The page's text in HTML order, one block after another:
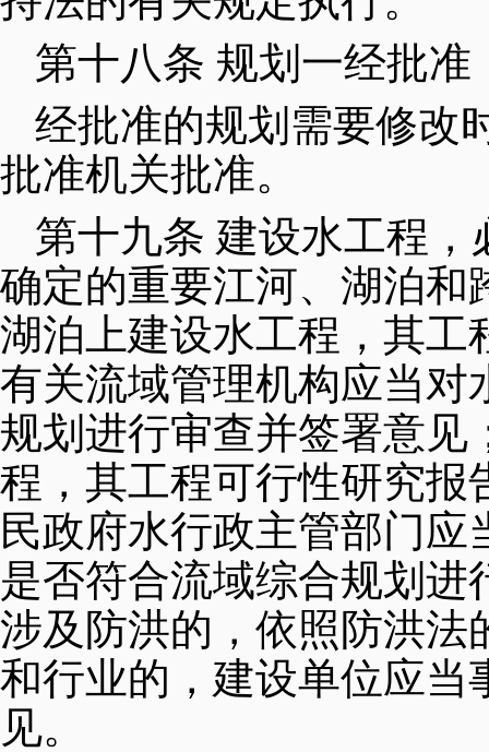
第十八条 规划一经批
经批准的规划需要修改
批准机关批准。
第十九条 建设水工程
确定的重要江河、湖泊和
湖泊上建设水工程，其工
有关流域管理机构应当对
规划进行审查并签署意见
程，其工程可行性研究报
民政府水行政主管部门
是否符合流域综合规划
涉及防洪的，依照防洪法
和行业的，建设单位应当
见。